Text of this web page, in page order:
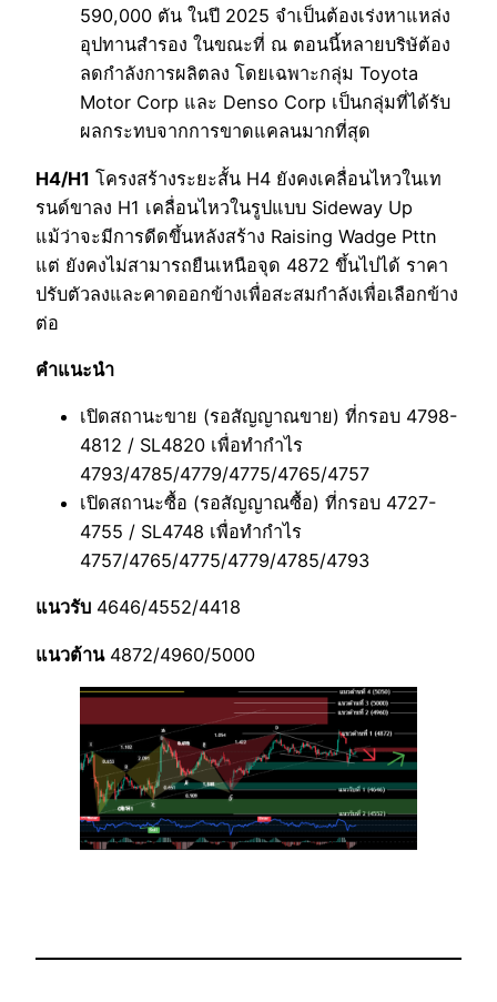
590,000 ตัน ในปี 2025 จำเป็นต้องเร่งหาแหล่ง
อุปทานสำรอง ในขณะที่ ณ ตอนนี้หลายบริษัต้อง
ลดกำลังการผลิตลง โดยเฉพาะกลุ่ม Toyota
Motor Corp และ Denso Corp เป็นกลุ่มที่ได้รับ
ผลกระทบจากการขาดแคลนมากที่สุด
H4/H1 โครงสร้างระยะสั้น H4 ยังคงเคลื่อนไหวในเท
รนด์ขาลง H1 เคลื่อนไหวในรูปแบบ Sideway Up
แม้ว่าจะมีการดีดขึ้นหลังสร้าง Raising Wadge Pttn
แต่ ยังคงไม่สามารถยืนเหนือจุด 4872 ขึ้นไปได้ ราคา
ปรับตัวลงและคาดออกข้างเพื่อสะสมกำลังเพื่อเลือกข้าง
ต่อ
คำแนะนำ
เปิดสถานะขาย (รอสัญญาณขาย) ที่กรอบ 4798-
4812 / SL4820 เพื่อทำกำไร
4793/4785/4779/4775/4765/4757
เปิดสถานะซื้อ (รอสัญญาณซื้อ) ที่กรอบ 4727-
4755 / SL4748 เพื่อทำกำไร
4757/4765/4775/4779/4785/4793
แนวรับ 4646/4552/4418
แนวต้าน4872/4960/5000